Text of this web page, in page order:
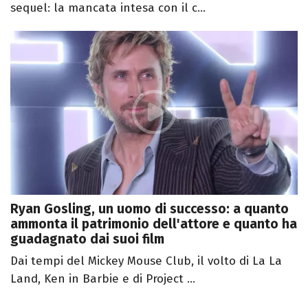
sequel: la mancata intesa con il c...
Ryan Gosling, un uomo di successo: a quanto
ammonta il patrimonio dell'attore e quanto ha
guadagnato dai suoi film
Dai tempi del Mickey Mouse Club, il volto di La La
Land, Ken in Barbie e di Project ...